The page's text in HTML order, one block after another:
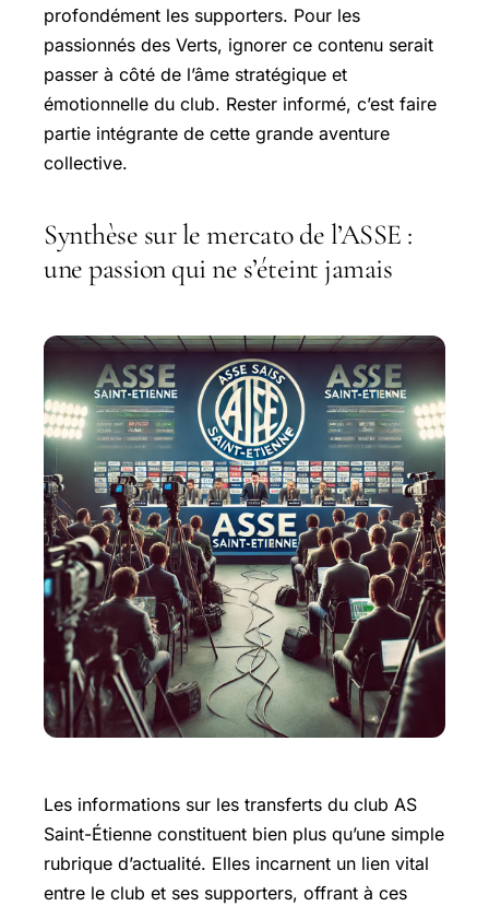
profondément les supporters. Pour les
passionnés des Verts, ignorer ce contenu serait
passer à côté de l’âme stratégique et
émotionnelle du club. Rester informé, c’est faire
partie intégrante de cette grande aventure
collective.
Synthèse sur le mercato de l’ASSE :
une passion qui ne s’éteint jamais
Les informations sur les transferts du club AS
Saint-Étienne constituent bien plus qu’une simple
rubrique d’actualité. Elles incarnent un lien vital
entre le club et ses supporters, offrant à ces